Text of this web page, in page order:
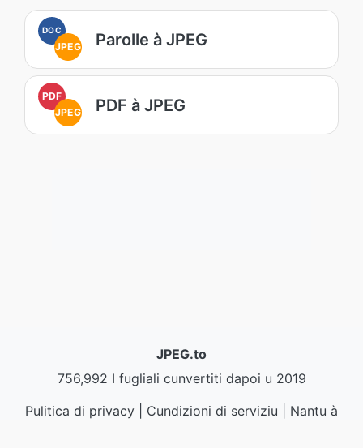
DOC
JPEG Parolle à JPEG
PDF
JPEG
PDF à JPEG
JPEG.to
756,992 I fugliali cunvertiti dapoi u 2019
Pulitica di privacy
Cundizioni di serviziu
Nantu à